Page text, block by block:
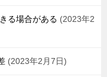
る場合がある
2023年2
2023年2月7日